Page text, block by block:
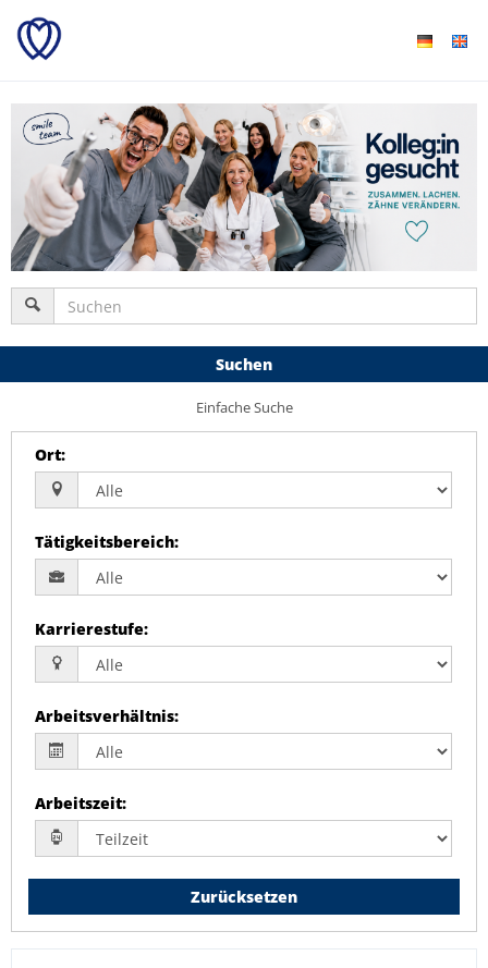
Suchen
Einfache Suche
Ort:
Tätigkeitsbereich:
Karrierestufe:
Arbeitsverhältnis:
Arbeitszeit:
Zurücksetzen